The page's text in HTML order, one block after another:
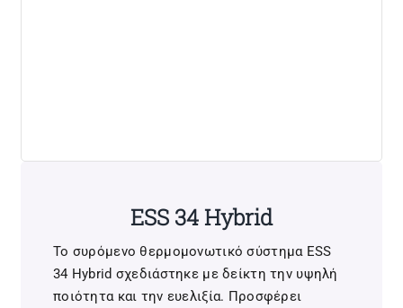
ESS 34 Hybrid
Το συρόμενο θερμομονωτικό σύστημα ESS
34 Hybrid σχεδιάστηκε με δείκτη την υψηλή
ποιότητα και την ευελιξία. Προσφέρει